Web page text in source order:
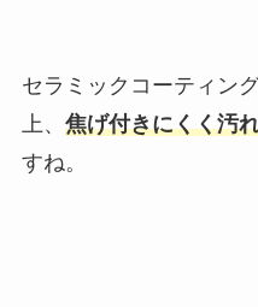
セラミックコーティン
上、 焦げ付きにくく汚
すね。